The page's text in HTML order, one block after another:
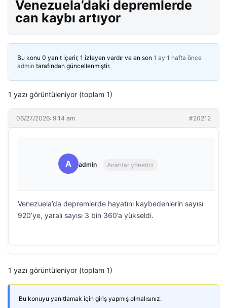
Venezuela’daki depremlerde
can kaybı artıyor
Bu konu 0 yanıt içerir, 1 izleyen vardır ve en son 1 ay 1 hafta önce
admin tarafından güncellenmiştir.
1 yazı görüntüleniyor (toplam 1)
06/27/2026: 9:14 am #20212
A admin Anahtar yönetici
Venezuela’da depremlerde hayatını kaybedenlerin sayısı
920’ye, yaralı sayısı 3 bin 360’a yükseldi.
1 yazı görüntüleniyor (toplam 1)
Bu konuyu yanıtlamak için giriş yapmış olmalısınız.